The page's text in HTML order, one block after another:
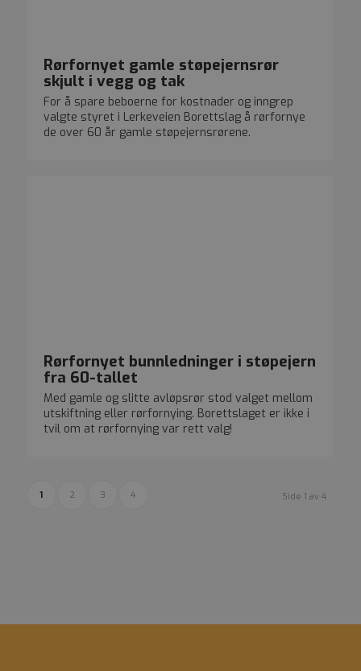
Rørfornyet gamle støpejernsrør
skjult i vegg og tak
For å spare beboerne for kostnader og inngrep
valgte styret i Lerkeveien Borettslag å rørfornye
de over 60 år gamle støpejernsrørene.
Rørfornyet bunnledninger i støpejern
fra 60-tallet
Med gamle og slitte avløpsrør stod valget mellom
utskiftning eller rørfornying. Borettslaget er ikke i
tvil om at rørfornying var rett valg!
Side 1 av 4
1 2 3 4